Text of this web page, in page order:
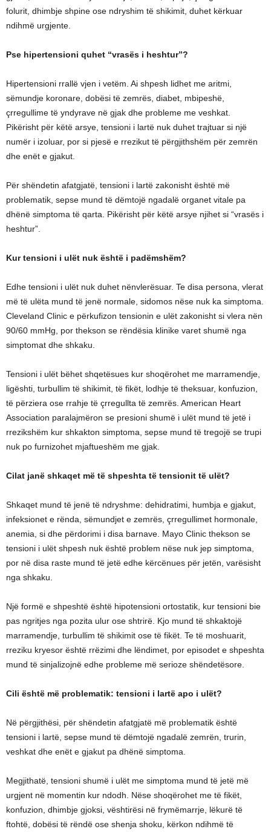
folurit, dhimbje shpine ose ndryshim të shikimit, duhet kërkuar
ndihmë urgjente.
Pse hipertensioni quhet “vrasës i heshtur”?
Hipertensioni rrallë vjen i vetëm. Ai shpesh lidhet me aritmi,
sëmundje koronare, dobësi të zemrës, diabet, mbipeshë,
çrregullime të yndyrave në gjak dhe probleme me veshkat.
Pikërisht për këtë arsye, tensioni i lartë nuk duhet trajtuar si një
numër i izoluar, por si pjesë e rrezikut të përgjithshëm për zemrën
dhe enët e gjakut.
Për shëndetin afatgjatë, tensioni i lartë zakonisht është më
problematik, sepse mund të dëmtojë ngadalë organet vitale pa
dhënë simptoma të qarta. Pikërisht për këtë arsye njihet si “vrasës i
heshtur”.
Kur tensioni i ulët nuk është i padëmshëm?
Edhe tensioni i ulët nuk duhet nënvlerësuar. Te disa persona, vlerat
më të ulëta mund të jenë normale, sidomos nëse nuk ka simptoma.
Cleveland Clinic e përkufizon tensionin e ulët zakonisht si vlera nën
90/60 mmHg, por thekson se rëndësia klinike varet shumë nga
simptomat dhe shkaku.
Tensioni i ulët bëhet shqetësues kur shoqërohet me marramendje,
ligështi, turbullim të shikimit, të fikët, lodhje të theksuar, konfuzion,
të përziera ose rrahje të çrregullta të zemrës. American Heart
Association paralajmëron se presioni shumë i ulët mund të jetë i
rrezikshëm kur shkakton simptoma, sepse mund të tregojë se trupi
nuk po furnizohet mjaftueshëm me gjak.
Cilat janë shkaqet më të shpeshta të tensionit të ulët?
Shkaqet mund të jenë të ndryshme: dehidratimi, humbja e gjakut,
infeksionet e rënda, sëmundjet e zemrës, çrregullimet hormonale,
anemia, si dhe përdorimi i disa barnave. Mayo Clinic thekson se
tensioni i ulët shpesh nuk është problem nëse nuk jep simptoma,
por në disa raste mund të jetë edhe kërcënues për jetën, varësisht
nga shkaku.
Një formë e shpeshtë është hipotensioni ortostatik, kur tensioni bie
pas ngritjes nga pozita ulur ose shtrirë. Kjo mund të shkaktojë
marramendje, turbullim të shikimit ose të fikët. Te të moshuarit,
rreziku kryesor është rrëzimi dhe lëndimet, por episodet e shpeshta
mund të sinjalizojnë edhe probleme më serioze shëndetësore.
Cili është më problematik: tensioni i lartë apo i ulët?
Në përgjithësi, për shëndetin afatgjatë më problematik është
tensioni i lartë, sepse mund të dëmtojë ngadalë zemrën, trurin,
veshkat dhe enët e gjakut pa dhënë simptoma.
Megjithatë, tensioni shumë i ulët me simptoma mund të jetë më
urgjent në momentin kur ndodh. Nëse shoqërohet me të fikët,
konfuzion, dhimbje gjoksi, vështirësi në frymëmarrje, lëkurë të
ftohtë, dobësi të rëndë ose shenja shoku, kërkon ndihmë të